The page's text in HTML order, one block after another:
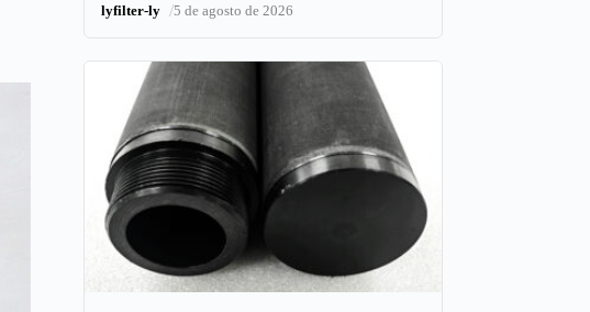
lyfilter-ly /5 de agosto de 2026